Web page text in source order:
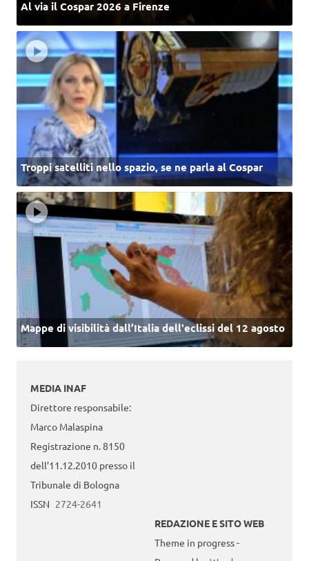
Al via il Cospar 2026 a Firenze
Troppi satelliti nello spazio, se ne parla al Cospar
Mappe di visibilità dall’Italia dell'eclissi del 12 agosto
MEDIA INAF
Direttore responsabile:
Marco Malaspina
Registrazione n. 8150
dell’11.12.2010 presso il
Tribunale di Bologna
ISSN 2724-2641
REDAZIONE E SITO WEB
Theme in progress -